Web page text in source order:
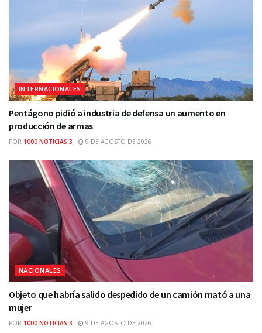
INTERNACIONALES
Pentágono pidió a industria de defensa un aumento en
producción de armas
POR 1000 NOTICIAS 3 9 DE AGOSTO DE 2026
NACIONALES
Objeto que habría salido despedido de un camión mató a una
mujer
POR 1000 NOTICIAS 3 9 DE AGOSTO DE 2026